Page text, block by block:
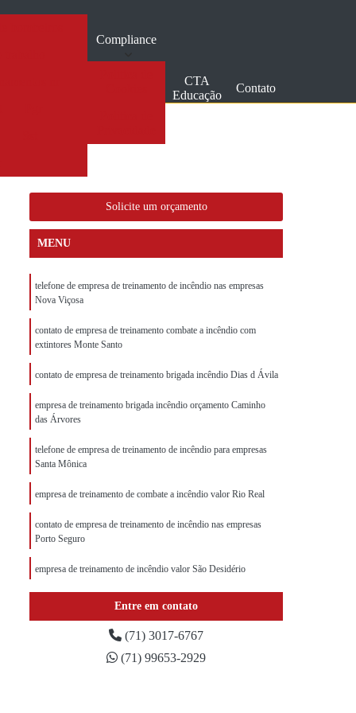
Compliance
CTA
Educação
Contato
Solicite um orçamento
MENU
telefone de empresa de treinamento de incêndio nas empresas
Nova Viçosa
contato de empresa de treinamento combate a incêndio com
extintores Monte Santo
contato de empresa de treinamento brigada incêndio Dias d Ávila
empresa de treinamento brigada incêndio orçamento Caminho
das Árvores
telefone de empresa de treinamento de incêndio para empresas
Santa Mônica
empresa de treinamento de combate a incêndio valor Rio Real
contato de empresa de treinamento de incêndio nas empresas
Porto Seguro
empresa de treinamento de incêndio valor São Desidério
contato de empresa de treinamento de incêndio Arembepe
contato de empresa de treinamento de incêndio para empresas
Entre em contato
(71) 3017-6767
(71) 99653-2929